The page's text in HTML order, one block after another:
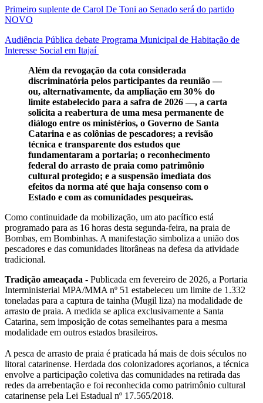
Primeiro suplente de Carol De Toni ao Senado será do partido
NOVO
Audiência Pública debate Programa Municipal de Habitação de
Interesse Social em Itajaí
Além da revogação da cota considerada
discriminatória pelos participantes da reunião —
ou, alternativamente, da ampliação em 30% do
limite estabelecido para a safra de 2026 —, a carta
solicita a reabertura de uma mesa permanente de
diálogo entre os ministérios, o Governo de Santa
Catarina e as colônias de pescadores; a revisão
técnica e transparente dos estudos que
fundamentaram a portaria; o reconhecimento
federal do arrasto de praia como patrimônio
cultural protegido; e a suspensão imediata dos
efeitos da norma até que haja consenso com o
Estado e com as comunidades pesqueiras.
Como continuidade da mobilização, um ato pacífico está
programado para as 16 horas desta segunda-feira, na praia de
Bombas, em Bombinhas. A manifestação simboliza a união dos
pescadores e das comunidades litorâneas na defesa da atividade
tradicional.
Tradição ameaçada - Publicada em fevereiro de 2026, a Portaria
Interministerial MPA/MMA nº 51 estabeleceu um limite de 1.332
toneladas para a captura de tainha (Mugil liza) na modalidade de
arrasto de praia. A medida se aplica exclusivamente a Santa
Catarina, sem imposição de cotas semelhantes para a mesma
modalidade em outros estados brasileiros.
A pesca de arrasto de praia é praticada há mais de dois séculos no
litoral catarinense. Herdada dos colonizadores açorianos, a técnica
envolve a participação coletiva das comunidades na retirada das
redes da arrebentação e foi reconhecida como patrimônio cultural
catarinense pela Lei Estadual nº 17.565/2018.